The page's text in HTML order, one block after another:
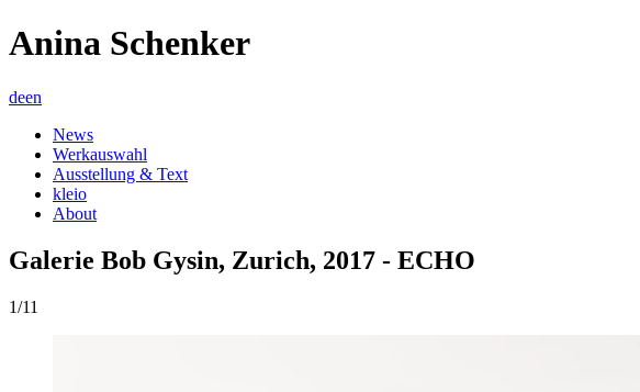
Anina Schenker
deen
News
Werkauswahl
Ausstellung & Text
kleio
About
Galerie Bob Gysin, Zurich, 2017 - ECHO
1/11